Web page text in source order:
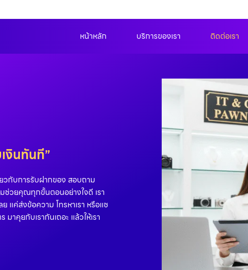
หน้าหลัก บริการของเรา ติดต่อเรา
งินทันที”
กับการรับฝากของ สอบถาม
ช่วยคุณทุกขั้นตอนอย่างใจดี เรา
แค่ส่งข้อความ โทรหาเรา หรือแช
าคุยกับเรากันเถอะ แล้วให้เรา